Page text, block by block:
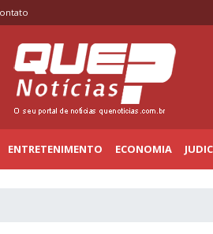
ENTRETENIMENTO ECONOMIA